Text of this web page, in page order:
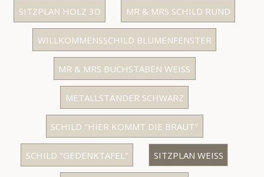
SITZPLAN HOLZ 3D MR & MRS SCHILD RUND
WILLKOMMENSSCHILD BLUMENFENSTER
MR & MRS BUCHSTABEN WEISS
METALLSTÄNDER SCHWARZ
SCHILD "HIER KOMMT DIE BRAUT"
SCHILD "GEDENKTAFEL" SITZPLAN WEISS